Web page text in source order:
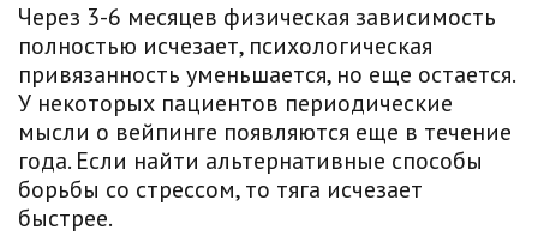
Через 3-6 месяцев физическая зависимость
полностью исчезает, психологическая
привязанность уменьшается, но еще остается.
У некоторых пациентов периодические
мысли о вейпинге появляются еще в течение
года. Если найти альтернативные способы
борьбы со стрессом, то тяга исчезает
быстрее.